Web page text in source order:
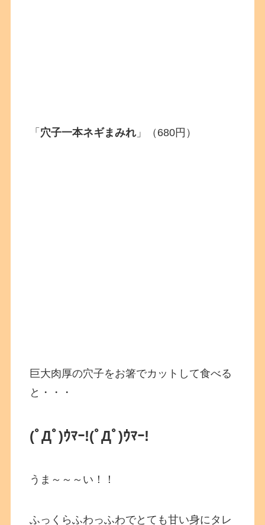
「 穴子一本ネギまみれ 」（680円）
巨大肉厚の穴子をお箸でカットして食べる
と・・・
(ﾟДﾟ)ｳﾏｰ!(ﾟДﾟ)ｳﾏｰ!
うま～～～い！！
ふっくらふわっふわでとても甘い身にタレ